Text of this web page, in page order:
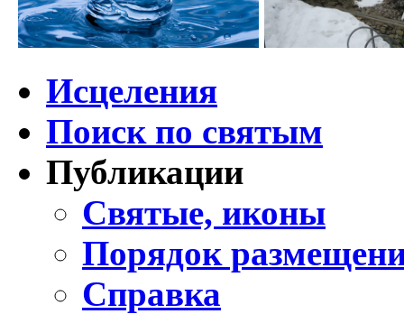
Исцеления
Поиск по святым
Публикации
Святые, иконы
Порядок
Справка